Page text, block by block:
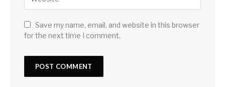
Save my name, email, and website in this browser
for the next time I comment.